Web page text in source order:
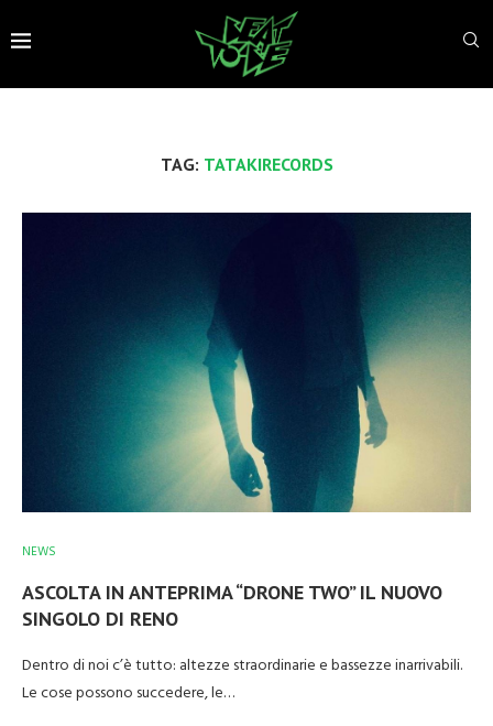
TAG: TATAKIRECORDS
NEWS
ASCOLTA IN ANTEPRIMA “DRONE TWO” IL NUOVO
SINGOLO DI RENO
Dentro di noi c’è tutto: altezze straordinarie e bassezze inarrivabili.
Le cose possono succedere, le…